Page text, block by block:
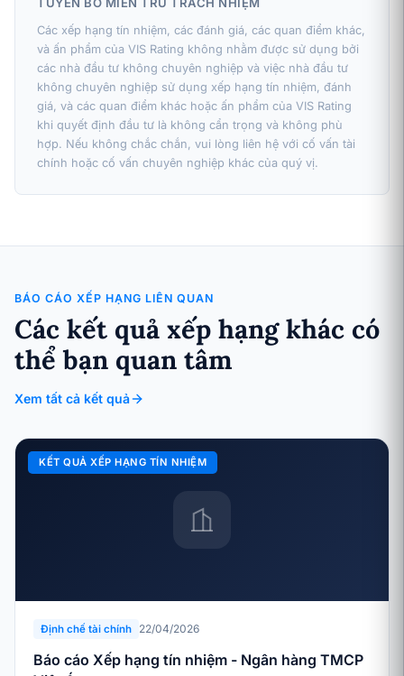
TUYÊN BỐ MIỄN TRỪ TRÁCH NHIỆM
Các xếp hạng tín nhiệm, các đánh giá, các quan điểm khác,
và ấn phẩm của VIS Rating không nhằm được sử dụng bởi
các nhà đầu tư không chuyên nghiệp và việc nhà đầu tư
không chuyên nghiệp sử dụng xếp hạng tín nhiệm, đánh
giá, và các quan điểm khác hoặc ấn phẩm của VIS Rating
khi quyết định đầu tư là không cẩn trọng và không phù
hợp. Nếu không chắc chắn, vui lòng liên hệ với cố vấn tài
chính hoặc cố vấn chuyên nghiệp khác của quý vị.
BÁO CÁO XẾP HẠNG LIÊN QUAN
Các kết quả xếp hạng khác có
thể bạn quan tâm
Xem tất cả kết quả
KẾT QUẢ XẾP HẠNG TÍN NHIỆM
Định chế tài chính 22/04/2026
Báo cáo Xếp hạng tín nhiệm - Ngân hàng TMCP